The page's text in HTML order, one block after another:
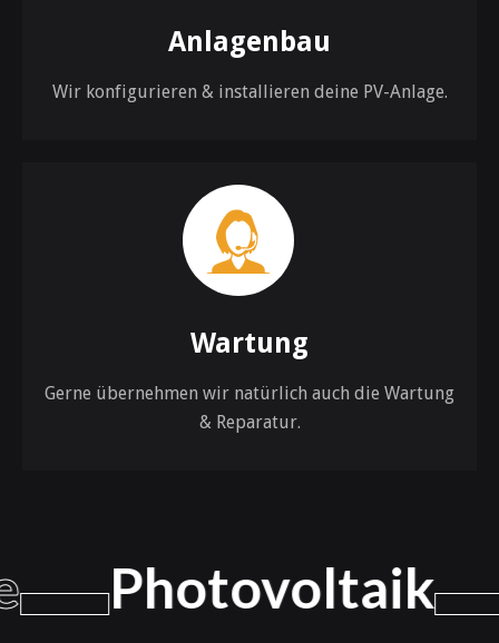
Anlagenbau
Wir konfigurieren & installieren deine PV-Anlage.
Wartung
Gerne übernehmen wir natürlich auch die Wartung
& Reparatur.
Photovoltaik